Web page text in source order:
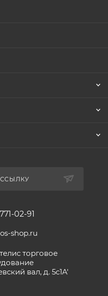
02-91
shop.ru
торговое
вал, д. 5с1А'